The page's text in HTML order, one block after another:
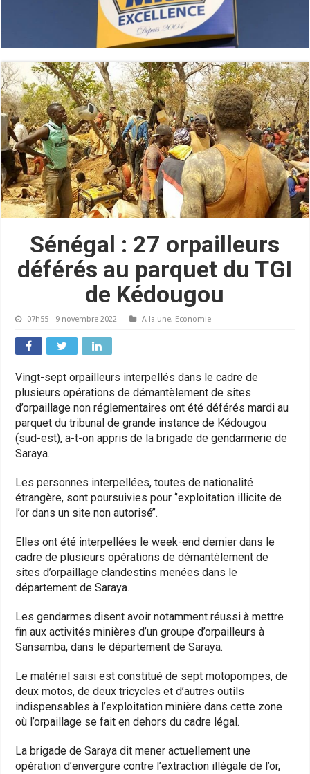
Sénégal : 27 orpailleurs
déférés au parquet du TGI
de Kédougou
07h55 - 9 novembre 2022 A la une, Economie
Vingt-sept orpailleurs interpellés dans le cadre de
plusieurs opérations de démantèlement de sites
d’orpaillage non réglementaires ont été déférés mardi au
parquet du tribunal de grande instance de Kédougou
(sud-est), a-t-on appris de la brigade de gendarmerie de
Saraya.
Les personnes interpellées, toutes de nationalité
étrangère, sont poursuivies pour ‘’exploitation illicite de
l’or dans un site non autorisé’’.
Elles ont été interpellées le week-end dernier dans le
cadre de plusieurs opérations de démantèlement de
sites d’orpaillage clandestins menées dans le
département de Saraya.
Les gendarmes disent avoir notamment réussi à mettre
fin aux activités minières d’un groupe d’orpailleurs à
Sansamba, dans le département de Saraya.
Le matériel saisi est constitué de sept motopompes, de
deux motos, de deux tricycles et d’autres outils
indispensables à l’exploitation minière dans cette zone
où l’orpaillage se fait en dehors du cadre légal.
La brigade de Saraya dit mener actuellement une
opération d’envergure contre l’extraction illégale de l’or,